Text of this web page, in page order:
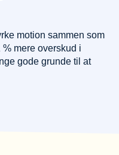
motion sammen som
mere overskud i
gode grunde til at